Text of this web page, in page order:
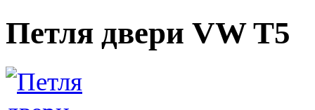
Петля двери VW T5